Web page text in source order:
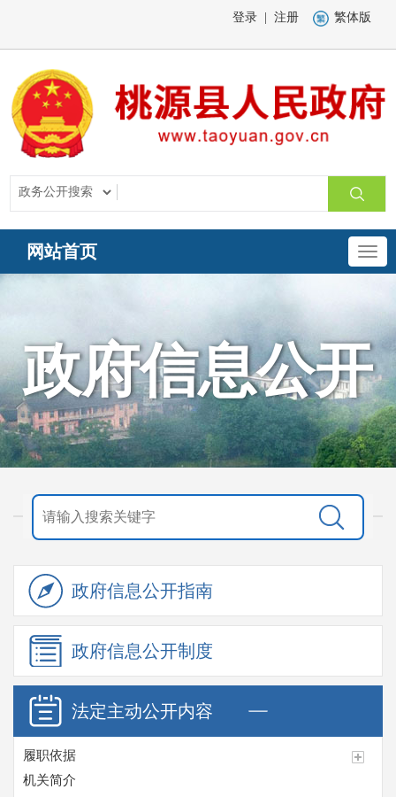
登录 注册 繁体版
网站首页
政府信息公开
政府信息公开指南
政府信息公开制度
法定主动公开内容
履职依据
机关简介